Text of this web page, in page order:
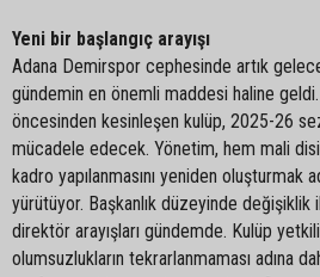
Yeni bir başlangıç arayışı
Adana Demirspor cephesinde artık
gündemin en önemli maddesi haline
öncesinden kesinleşen kulüp, 2025-26
mücadele edecek. Yönetim, hem mali
kadro yapılanmasını yeniden oluşturmak
yürütüyor. Başkanlık düzeyinde
direktör arayışları gündemde. Kulüp
olumsuzlukların tekrarlanmaması adına